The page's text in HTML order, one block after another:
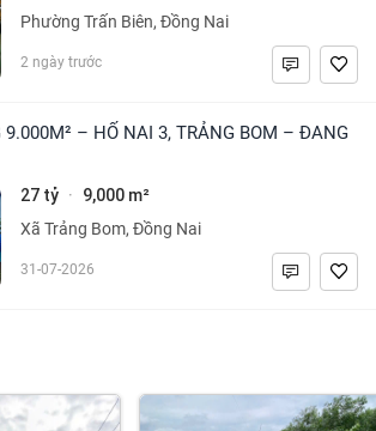
Phường Trấn Biên, Đồng Nai
2 ngày trước
27 tỷ · 9,000 m²
Xã Trảng Bom, Đồng Nai
31-07-2026